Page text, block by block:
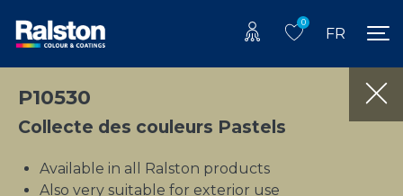
0
FR
P10530
Collecte des couleurs Pastels
Available in all Ralston products
Also very suitable for exterior use